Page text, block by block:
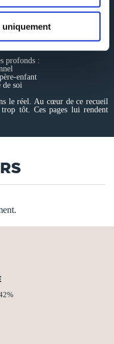
uniquement
la perte et les liens familiaux,
profonds :
enfant
de soi
le réel. Au cœur de ce recueil
tôt. Ces pages lui rendent